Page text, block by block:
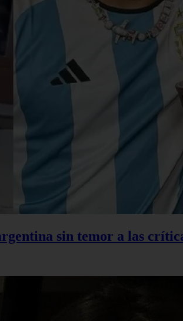
sin temor a las